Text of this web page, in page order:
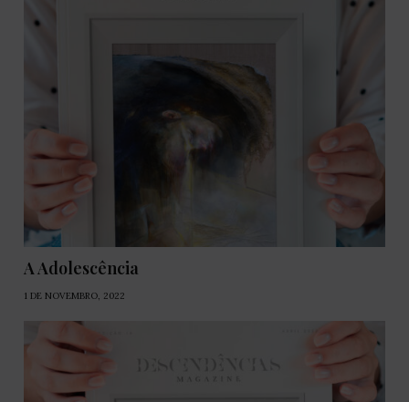
A Adolescência
1 DE NOVEMBRO, 2022